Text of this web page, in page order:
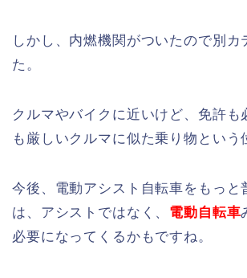
しかし、内燃機関がついたので別カ
た。
クルマやバイクに近いけど、免許も
も厳しいクルマに似た乗り物という
今後、電動アシスト自転車をもっと
は、アシストではなく、 電動自転車
必要になってくるかもですね。